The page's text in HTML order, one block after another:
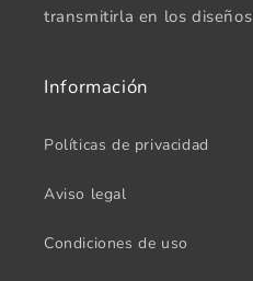
transmitirla en los
Información
Políticas de privacidad
Aviso legal
Condiciones de uso